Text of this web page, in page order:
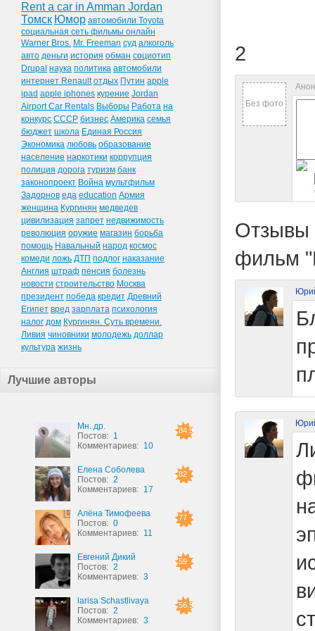
Rent a car in Amman Jordan
Томск Юмор автомобили Toyota
социальная сеть фильмы онлайн
Warner Bros. Mr. Freeman суд алкоголь
авто деньги история обман социотип
Drupal наука политика автомобили
интернет Renault отдых Путин apple
ipad apple iphones курение Jordan
Airport Car Rentals Выборы Работа на
конкурс СССР бизнес Америка семья
бюджет школа Единая Россия
Экономика любовь образование
население наркотики коррупция
полиция дорога туризм банк
законопроект Война мультфильм
Задорнов еда education Армия
женщина Кургинян медведев
цивилизация запрет недвижимость
революция оружие магазин борьба
помощь Навальный народ космос
комеди ложь ДТП подлог наказание
Англия штраф пенсия болезнь
новости строительство Москва
президент победа кредит Древний
Египет вред зарплата психология
налог дом Кургинян. Суть времени.
Ливия чиновники молодежь доллар
культура жизнь
Лучшие авторы
84.5
Мн. др.
Постов: 1
Комментариев: 10
82
Елена Соболева
Постов: 2
Комментариев: 17
77
Алёна Тимофеева
Постов: 0
Комментариев: 11
59
Евгений Дикий
Постов: 2
Комментариев: 3
56.5
larisa Schastlivaya
Постов: 2
Комментариев: 3
2
Без фото
Отзывы
фильм